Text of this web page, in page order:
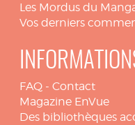
Les Mordus du
Vos derniers
FAQ - Contact
Magazine EnVue
Des bibliothèques